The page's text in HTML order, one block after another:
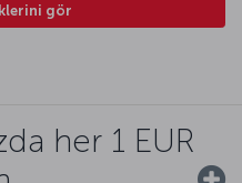
gör
her 1 EUR